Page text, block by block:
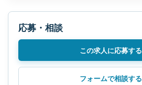
応募・相談
この求人に応募する
フォームで相談する